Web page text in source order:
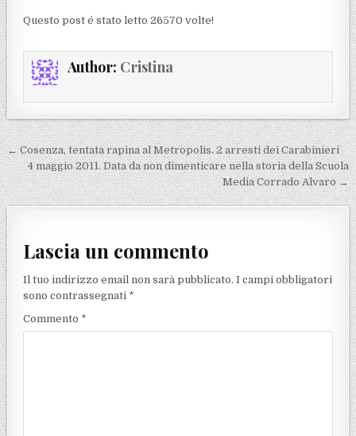
Questo post é stato letto 26570 volte!
Author: Cristina
Navigazione articoli
← Cosenza, tentata rapina al Metropolis. 2 arresti dei Carabinieri
4 maggio 2011. Data da non dimenticare nella storia della Scuola
Media Corrado Alvaro →
Lascia un commento
Il tuo indirizzo email non sarà pubblicato. I campi obbligatori
sono contrassegnati *
Commento *